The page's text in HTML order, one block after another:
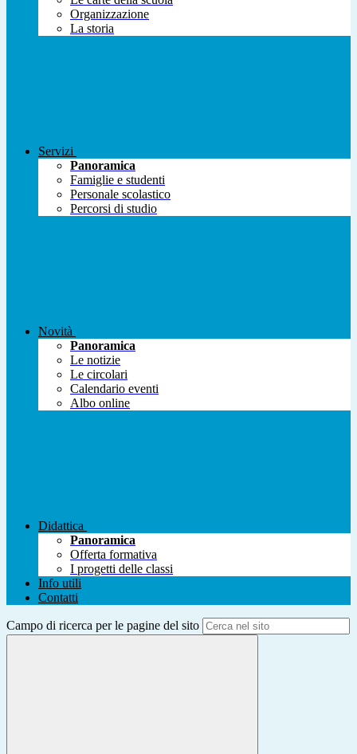
Organizzazione
La storia
Servizi
Panoramica
Famiglie e studenti
Personale scolastico
Percorsi di studio
Novità
Panoramica
Le notizie
Le circolari
Calendario eventi
Albo online
Didattica
Panoramica
Offerta formativa
I progetti delle classi
Info utili
Contatti
Campo di ricerca per le pagine del sito